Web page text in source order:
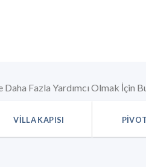
Daha Fazla Yardımcı Olmak İçin
VILLA KAPISI